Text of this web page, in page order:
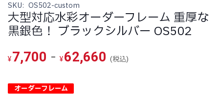
SKU: OS502-custom
大型対応水彩オーダーフレーム 重厚な
黒銀色！ ブラックシルバー OS502
¥7,700 - ¥62,660 (税込)
オーダーフレーム